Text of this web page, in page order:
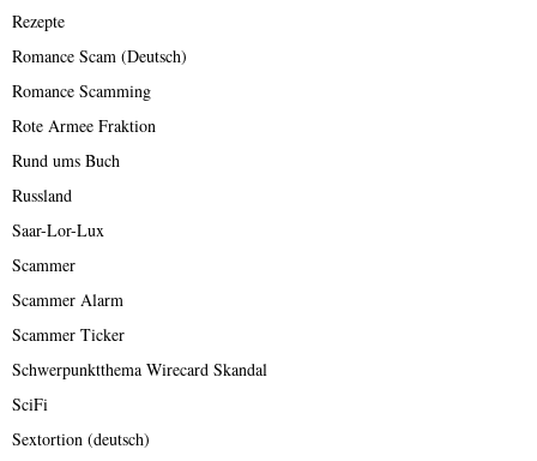
Rezepte
Romance Scam (Deutsch)
Romance Scamming
Rote Armee Fraktion
Rund ums Buch
Russland
Saar-Lor-Lux
Scammer
Scammer Alarm
Scammer Ticker
Schwerpunktthema Wirecard Skandal
SciFi
Sextortion (deutsch)